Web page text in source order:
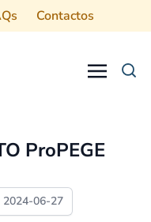
Contactos
ProPEGE
2024-06-27